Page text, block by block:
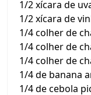
1/2 xícara de
1/2 xícara de
1/4 colher de
1/4 colher de
1/4 colher de
1/4 de banana
1/4 de cebola